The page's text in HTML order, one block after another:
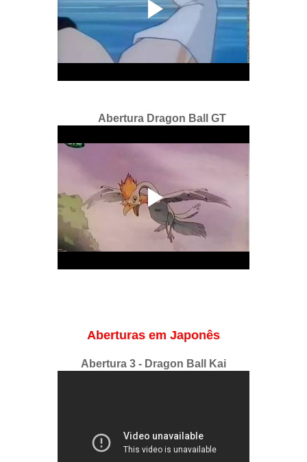
Abertura Dragon Ball GT
Aberturas em Japonês
Abertura 3 - Dragon Ball Kai